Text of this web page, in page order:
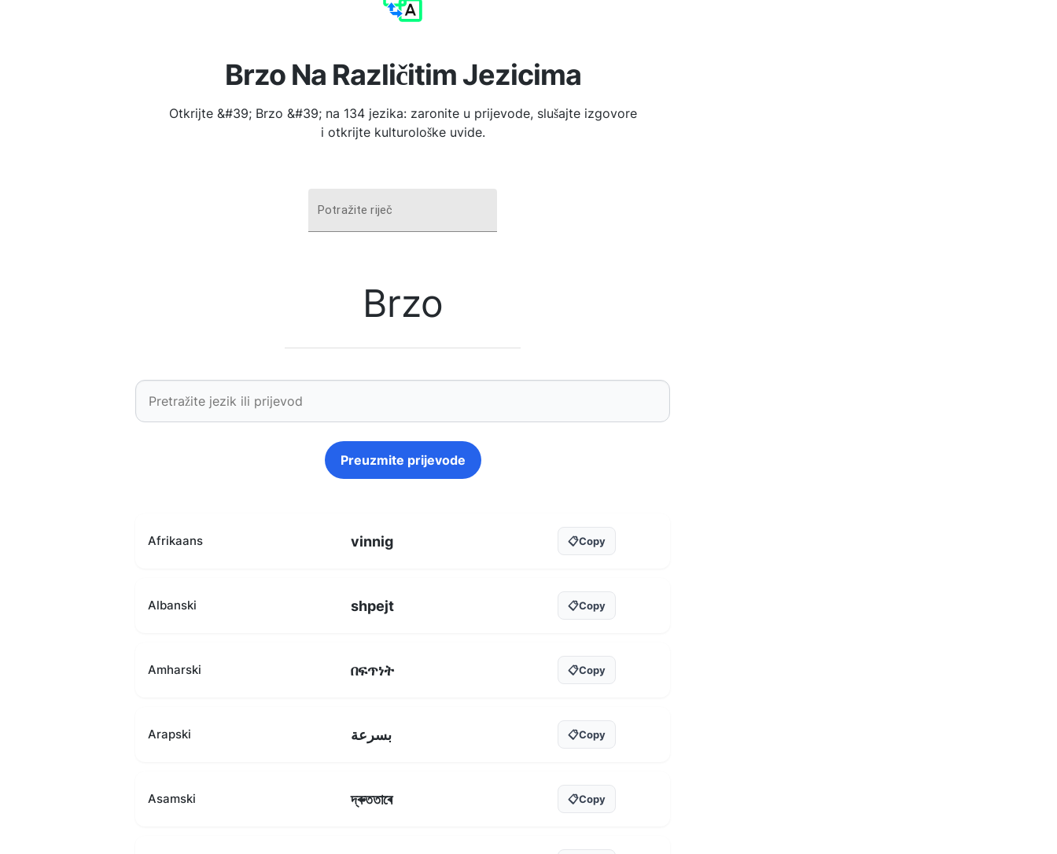
Brzo Na Različitim Jezicima
Otkrijte &#39; Brzo &#39; na 134 jezika: zaronite u prijevode, slušajte izgovore
i otkrijte kulturološke uvide.
Potražite riječ
Brzo
Preuzmite prijevode
Afrikaans vinnig 📋Copy
Albanski shpejt 📋Copy
Amharski በፍጥነት 📋Copy
Arapski بسرعة 📋Copy
Asamski দ্ৰুততাৰে 📋Copy